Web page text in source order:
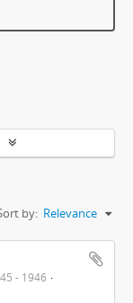
by: Relevance
- 1946